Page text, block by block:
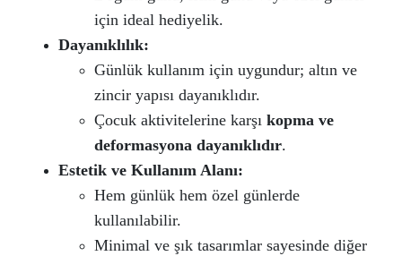
için ideal hediyelik.
Dayanıklılık:
Günlük kullanım için uygundur; altın ve
zincir yapısı dayanıklıdır.
Çocuk aktivitelerine karşı kopma ve
deformasyona dayanıklıdır.
Estetik ve Kullanım Alanı:
Hem günlük hem özel günlerde
kullanılabilir.
Minimal ve şık tasarımlar sayesinde diğer